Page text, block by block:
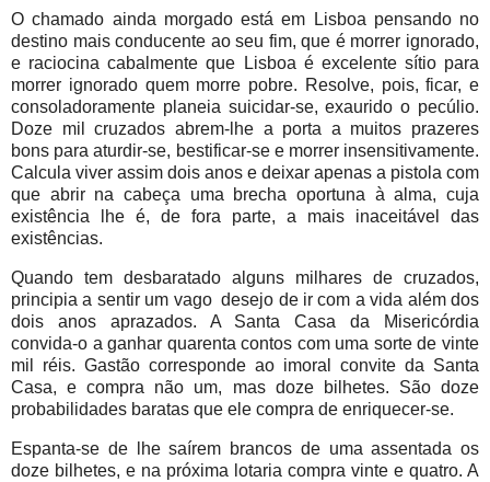
O chamado ainda morgado está em Lisboa pensando no
destino mais conducente ao seu fim, que é morrer ignorado,
e raciocina cabalmente que Lisboa é excelente sítio para
morrer ignorado quem morre pobre. Resolve, pois, ficar, e
consoladoramente planeia suicidar-se, exaurido o pecúlio.
Doze mil cruzados abrem-lhe a porta a muitos prazeres
bons para aturdir-se, bestificar-se e morrer insensitivamente.
Calcula viver assim dois anos e deixar apenas a pistola com
que abrir na cabeça uma brecha oportuna à alma, cuja
existência lhe é, de fora parte, a mais inaceitável das
existências.
Quando tem desbaratado alguns milhares de cruzados,
principia a sentir um vago desejo de ir com a vida além dos
dois anos aprazados. A Santa Casa da Misericórdia
convida-o a ganhar quarenta contos com uma sorte de vinte
mil réis. Gastão corresponde ao imoral convite da Santa
Casa, e compra não um, mas doze bilhetes. São doze
probabilidades baratas que ele compra de enriquecer-se.
Espanta-se de lhe saírem brancos de uma assentada os
doze bilhetes, e na próxima lotaria compra vinte e quatro. A